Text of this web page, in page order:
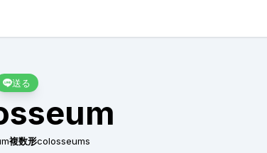
送る
複数形colosseums